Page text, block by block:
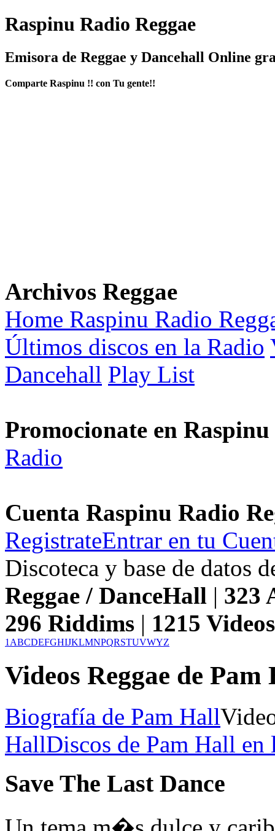
Raspinu Radio Reggae
Emisora de Reggae y Dancehall Online
Comparte Raspinu !! con Tu gente!!
Archivos Reggae
Home Raspinu Radio
Últimos discos en la Radio
Dancehall Play List
Promocionate en
Radio
Cuenta Raspinu Radio
RegistrateEntrar en tu
Discoteca y base de datos
Reggae / DanceHall | 323
296 Riddims | 1215
1 ABCDEFGHIJKLMNPQRSTUVWYZ
Videos Reggae de Pam
Biografía de Pam Hall
HallDiscos de Pam Hall en
Save The Last Dance